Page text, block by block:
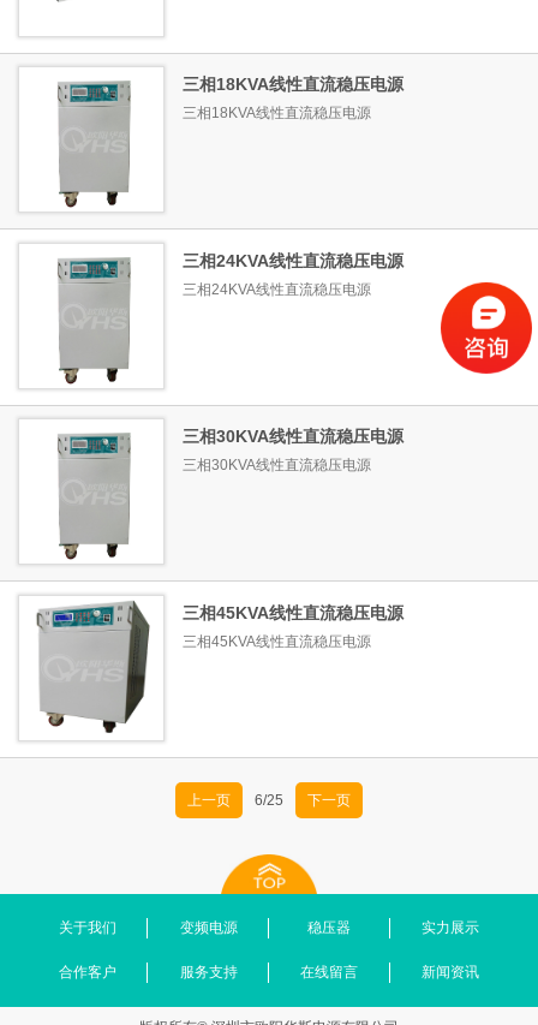
三相18KVA线性直流稳压电源
三相18KVA线性直流稳压电源
三相24KVA线性直流稳压电源
三相24KVA线性直流稳压电源
三相30KVA线性直流稳压电源
三相30KVA线性直流稳压电源
三相45KVA线性直流稳压电源
三相45KVA线性直流稳压电源
上一页 6/25 下一页
关于我们 变频电源 稳压器 实力展示
合作客户 服务支持 在线留言 新闻资讯